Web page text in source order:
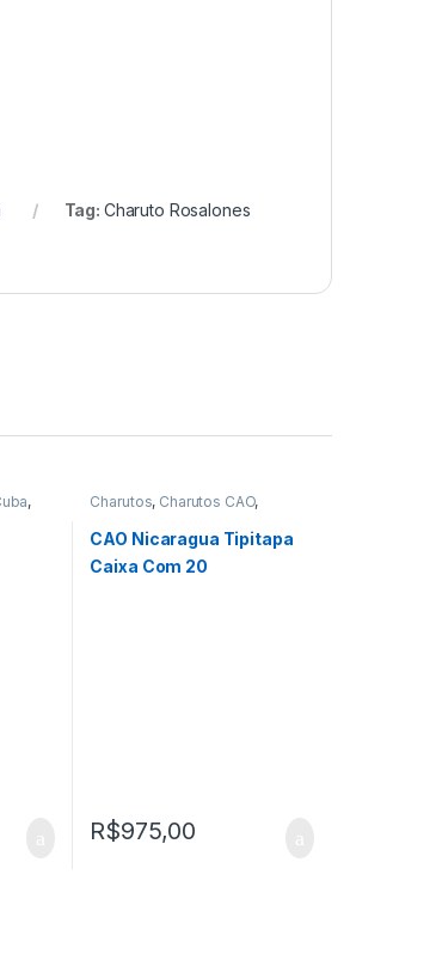
Tag: Charuto Rosalones
,
Charutos, Charutos CAO,
Off Cuba
Importados
CAO Nicaragua Tipitapa
Caixa Com 20
R$975,00